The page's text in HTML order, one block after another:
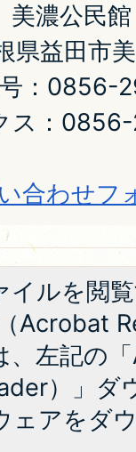
美濃公民館
益田市
：0856-
ス：
合わせフ
イルを閲
Acrobat
、左記の
）」ダ
ェアをダ